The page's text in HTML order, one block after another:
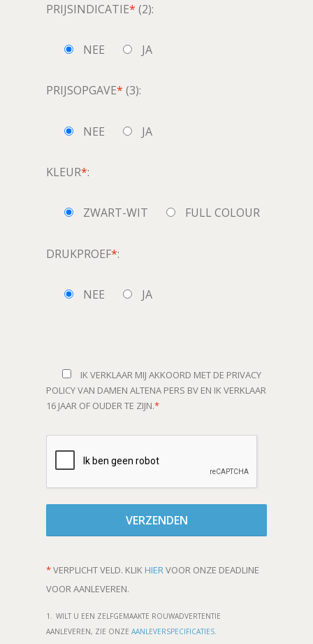
PRIJSINDICATIE* (2):
NEE JA
PRIJSOPGAVE* (3):
NEE JA
KLEUR*:
ZWART-WIT FULL COLOUR
DRUKPROEF*:
NEE JA
IK VERKLAAR MIJ AKKOORD MET DE PRIVACY
POLICY VAN DAMEN ALTENA PERS BV EN IK VERKLAAR
16 JAAR OF OUDER TE ZIJN.*
*VERPLICHT VELD. KLIKHIERVOOR ONZE DEADLINE
VOOR AANLEVEREN.
1. WILT U EEN ZELFGEMAAKTE ROUWADVERTENTIE
AANLEVEREN, ZIE ONZE AANLEVERSPECIFICATIES.